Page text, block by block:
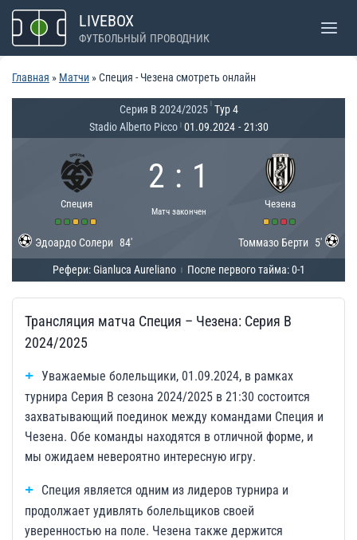
Перейти
содержимому
LIVEBOX
ФУТБОЛЬНЫЙ ПРОВОДНИК
Главная » Матчи »Специя - Чезена смотреть онлайн
Серия B 2024/2025 Тур 4
Stadio Alberto Picco 01.09.2024 - 21:30
Специя
2 : 1
Матч закончен
Чезена
Эдоардо Солери 84' Томмазо Берти 5'
Рефери: Gianluca Aureliano После первого тайма: 0-1
Трансляция матча Специя – Чезена: Серия B
2024/2025
Уважаемые болельщики, 01.09.2024, в рамках
турнира Серия B сезона 2024/2025 в 21:30 состоится
захватывающий поединок между командами Специя и
Чезена. Обе команды находятся в отличной форме, и
мы ожидаем невероятно интересную игру.
Специя является одним из лидеров турнира и
продолжает удивлять болельщиков своей
уверенностью на поле. Чезена также держится